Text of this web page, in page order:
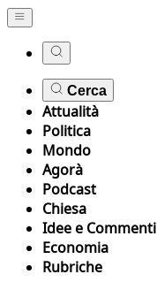
Cerca
Attualità
Politica
Mondo
Agorà
Podcast
Chiesa
Idee e Commenti
Economia
Rubriche